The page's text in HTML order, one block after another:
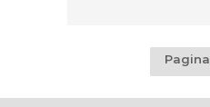
Pagina